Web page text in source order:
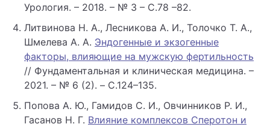
Урология. – 2018. – № 3 – С.78 –82.
Литвинова Н. А., Лесникова А. И., Толочко Т. А.,
Шмелева А. А. Эндогенные и экзогенные
факторы, влияющие на мужскую фертильность
// Фундаментальная и клиническая медицина. –
2021. – № 6 (2). – C.124–135.
Попова А. Ю., Гамидов С. И., Овчинников Р. И.,
Гасанов Н. Г. Влияние комплексов Сперотон и